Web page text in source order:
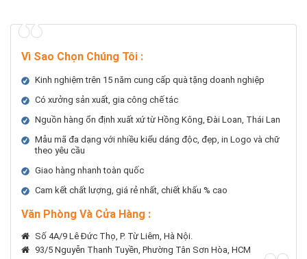
Vì Sao Chọn Chúng Tôi :
Kinh nghiệm trên 15 năm cung cấp quà tặng doanh nghiệp
Có xưởng sản xuất, gia công chế tác
Nguồn hàng ổn định xuất xứ từ Hồng Kông, Đài Loan, Thái Lan
Mẫu mã đa dạng với nhiều kiểu dáng độc, đẹp, in Logo và chữ
theo yêu cầu
Giao hàng nhanh toàn quốc
Cam kết chất lượng, giá rẻ nhất, chiết khấu % cao
Văn Phòng Và Cửa Hàng :
Số 4A/9 Lê Đức Thọ, P. Từ Liêm, Hà Nội.
93/5 Nguyễn Thanh Tuyền, Phường Tân Sơn Hòa, HCM